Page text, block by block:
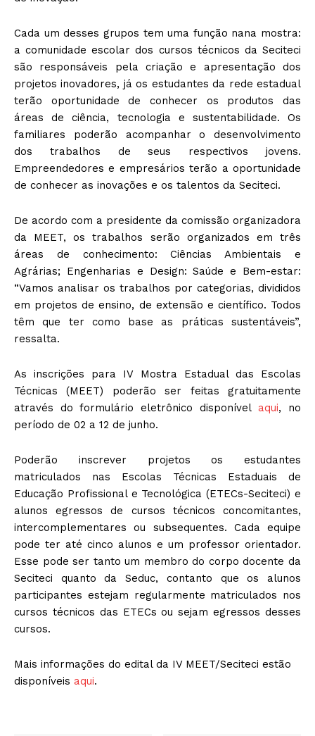
Cada um desses grupos tem uma função nana mostra:
a comunidade escolar dos cursos técnicos da Seciteci
são responsáveis pela criação e apresentação dos
projetos inovadores, já os estudantes da rede estadual
terão oportunidade de conhecer os produtos das
áreas de ciência, tecnologia e sustentabilidade. Os
familiares poderão acompanhar o desenvolvimento
dos trabalhos de seus respectivos jovens.
Empreendedores e empresários terão a oportunidade
de conhecer as inovações e os talentos da Seciteci.
De acordo com a presidente da comissão organizadora
da MEET, os trabalhos serão organizados em três
áreas de conhecimento: Ciências Ambientais e
Agrárias; Engenharias e Design: Saúde e Bem-estar:
“Vamos analisar os trabalhos por categorias, divididos
em projetos de ensino, de extensão e científico. Todos
têm que ter como base as práticas sustentáveis”,
ressalta.
As inscrições para IV Mostra Estadual das Escolas
Técnicas (MEET) poderão ser feitas gratuitamente
através do formulário eletrônico disponível aqui, no
período de 02 a 12 de junho.
Poderão inscrever projetos os estudantes
matriculados nas Escolas Técnicas Estaduais de
Educação Profissional e Tecnológica (ETECs-Seciteci) e
alunos egressos de cursos técnicos concomitantes,
intercomplementares ou subsequentes. Cada equipe
pode ter até cinco alunos e um professor orientador.
Esse pode ser tanto um membro do corpo docente da
Seciteci quanto da Seduc, contanto que os alunos
participantes estejam regularmente matriculados nos
cursos técnicos das ETECs ou sejam egressos desses
cursos.
Mais informações do edital da IV MEET/Seciteci estão
disponíveis aqui.